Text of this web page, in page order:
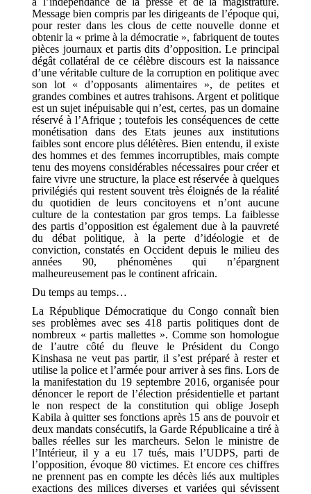
Message bien compris par les dirigeants de l’époque qui,
pour rester dans les clous de cette nouvelle donne et
obtenir la « prime à la démocratie », fabriquent de toutes
pièces journaux et partis dits d’opposition. Le principal
dégât collatéral de ce célèbre discours est la naissance
d’une véritable culture de la corruption en politique avec
son lot « d’opposants alimentaires », de petites et
grandes combines et autres trahisons. Argent et politique
est un sujet inépuisable qui n’est, certes, pas un domaine
réservé à l’Afrique ; toutefois les conséquences de cette
monétisation dans des Etats jeunes aux institutions
faibles sont encore plus délétères. Bien entendu, il existe
des hommes et des femmes incorruptibles, mais compte
tenu des moyens considérables nécessaires pour créer et
faire vivre une structure, la place est réservée à quelques
privilégiés qui restent souvent très éloignés de la réalité
du quotidien de leurs concitoyens et n’ont aucune
culture de la contestation par gros temps. La faiblesse
des partis d’opposition est également due à la pauvreté
du débat politique, à la perte d’idéologie et de
conviction, constatés en Occident depuis le milieu des
années 90, phénomènes qui n’épargnent
malheureusement pas le continent africain.
Du temps au temps…
La République Démocratique du Congo connaît bien
ses problèmes avec ses 418 partis politiques dont de
nombreux « partis mallettes ». Comme son homologue
de l’autre côté du fleuve le Président du Congo
Kinshasa ne veut pas partir, il s’est préparé à rester et
utilise la police et l’armée pour arriver à ses fins. Lors de
la manifestation du 19 septembre 2016, organisée pour
dénoncer le report de l’élection présidentielle et partant
le non respect de la constitution qui oblige Joseph
Kabila à quitter ses fonctions après 15 ans de pouvoir et
deux mandats consécutifs, la Garde Républicaine a tiré à
balles réelles sur les marcheurs. Selon le ministre de
l’Intérieur, il y a eu 17 tués, mais l’UDPS, parti de
l’opposition, évoque 80 victimes. Et encore ces chiffres
ne prennent pas en compte les décès liés aux multiples
exactions des milices diverses et variées qui sévissent